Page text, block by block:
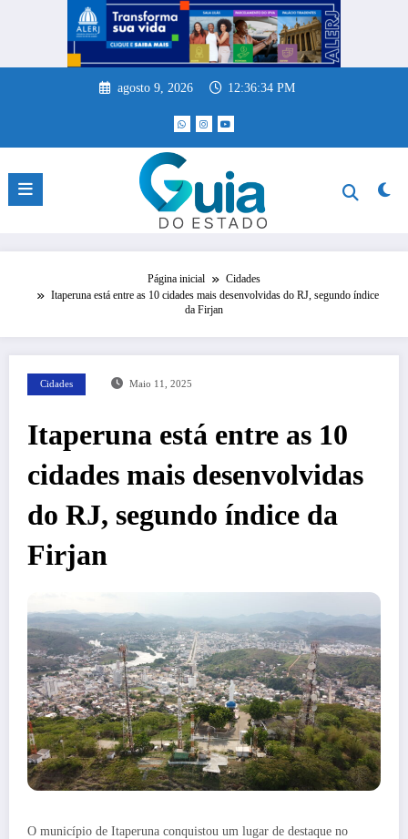
agosto 9, 2026 12:36:34 PM
Página inicial
Cidades
Itaperuna está entre as 10 cidades mais desenvolvidas do RJ, segundo índice
da Firjan
Cidades Maio 11, 2025
Itaperuna está entre as 10
cidades mais desenvolvidas
do RJ, segundo índice da
Firjan
O município de Itaperuna conquistou um lugar de destaque no